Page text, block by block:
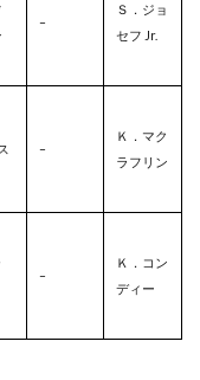
–
Ｓ．ジョ
セフ Jr.
–
Ｋ．マク
ラフリン
–
Ｋ．コン
ディー